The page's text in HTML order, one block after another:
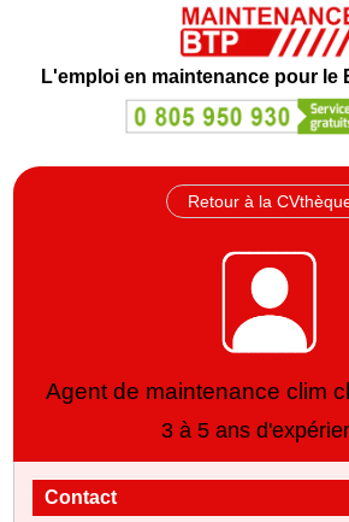
L'emploi en maintenance pour le
Retour à la
Agent de maintenance clim
3 à 5 ans
Contact